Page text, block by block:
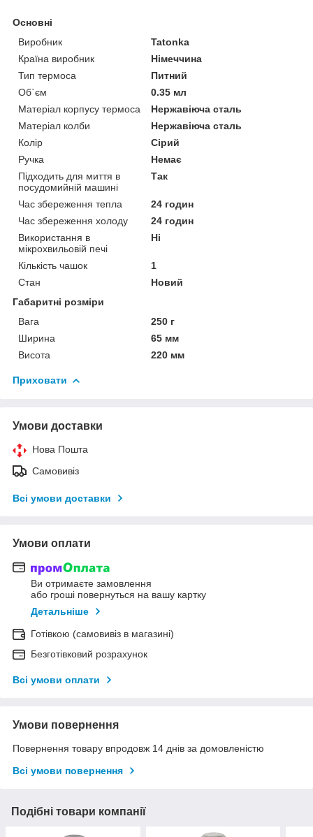
Основні
Виробник
Tatonka
Країна виробник
Німеччина
Тип термоса
Питний
Об`єм
0.35 мл
Матеріал корпусу термоса
Нержавіюча сталь
Матеріал колби
Нержавіюча сталь
Колір
Сірий
Ручка
Немає
Підходить для миття в
посудомийній машині
Так
Час збереження тепла
24 годин
Час збереження холоду
24 годин
Використання в
мікрохвильовій печі
Ні
Кількість чашок
1
Стан
Новий
Габаритні розміри
Вага
250 г
Ширина
65 мм
Висота
220 мм
Приховати
Умови доставки
Нова Пошта
Самовивіз
Всі умови доставки
Умови оплати
Ви отримаєте замовлення
або гроші повернуться на вашу картку
Детальніше
Готівкою (самовивіз в магазині)
Безготівковий розрахунок
Всі умови оплати
Умови повернення
Повернення товару впродовж 14 днів за домовленістю
Всі умови повернення
Подібні товари компанії